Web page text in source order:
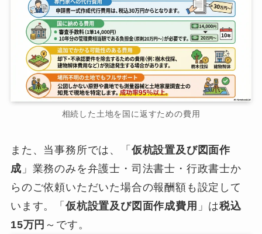
相続した土地を国に返すための費用
また、当事務所では、「 仮杭設置及び図面作
成 」業務のみを弁護士・司法書士・行政書士か
らのご依頼いただいた場合の報酬額も設定して
います。「 仮杭設置及び図面作成費用 」は税込
15万円 ～です。